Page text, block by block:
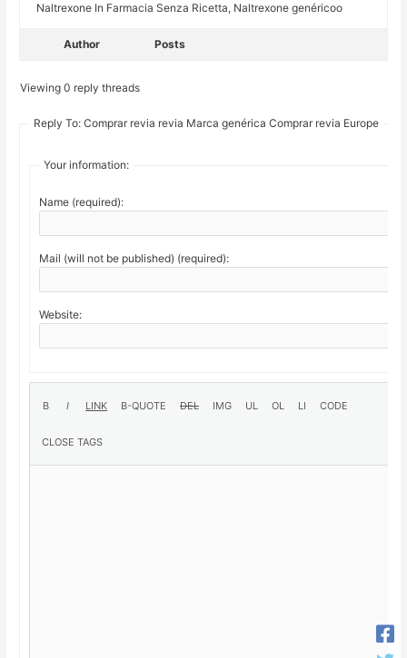
Naltrexone In Farmacia Senza Ricetta, Naltrexone genéricoo
Author Posts
Viewing 0 reply threads
Reply To: Comprar revia revia Marca genérica Comprar revia Europe
Your information:
Name (required):
Mail (will not be published) (required):
Website: